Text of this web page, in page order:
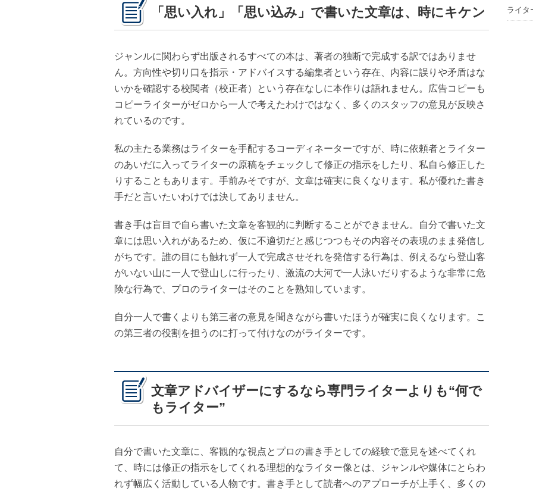
「思い入れ」「思い込み」で書いた文章は、時にキケン
ジャンルに関わらず出版されるすべての本は、著者の独断で完成する訳ではありませ
ん。方向性や切り口を指示・アドバイスする編集者という存在、内容に誤りや矛盾はな
いかを確認する校閲者（校正者）という存在なしに本作りは語れません。広告コピーも
コピーライターがゼロから一人で考えたわけではなく、多くのスタッフの意見が反映さ
れているのです。
私の主たる業務はライターを手配するコーディネーターですが、時に依頼者とライター
のあいだに入ってライターの原稿をチェックして修正の指示をしたり、私自ら修正した
りすることもあります。手前みそですが、文章は確実に良くなります。私が優れた書き
手だと言いたいわけでは決してありません。
書き手は盲目で自ら書いた文章を客観的に判断することができません。自分で書いた文
章には思い入れがあるため、仮に不適切だと感じつつもその内容その表現のまま発信し
がちです。誰の目にも触れず一人で完成させそれを発信する行為は、例えるなら登山客
がいない山に一人で登山しに行ったり、激流の大河で一人泳いだりするような非常に危
険な行為で、プロのライターはそのことを熟知しています。
自分一人で書くよりも第三者の意見を聞きながら書いたほうが確実に良くなります。こ
の第三者の役割を担うのに打って付けなのがライターです。
文章アドバイザーにするなら専門ライターよりも“何で
もライター”
自分で書いた文章に、客観的な視点とプロの書き手としての経験で意見を述べてくれ
て、時には修正の指示をしてくれる理想的なライター像とは、ジャンルや媒体にとらわ
れず幅広く活動している人物です。書き手として読者へのアプローチが上手く、多くの
ライタ